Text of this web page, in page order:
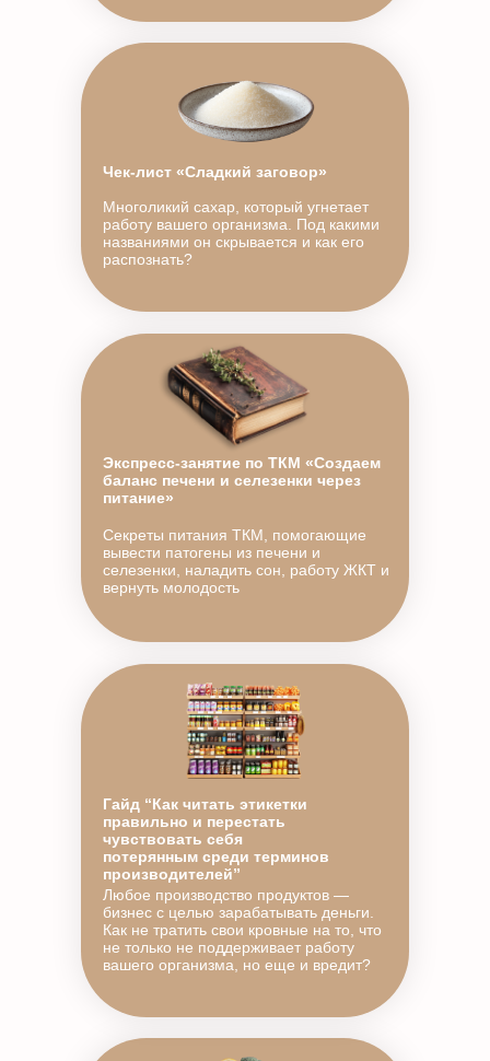
Чек-лист «Сладкий заговор»
Многоликий сахар, который угнетает
работу вашего организма. Под какими
названиями он скрывается и как его
распознать?
Секреты питания ТКМ, помогающие
вывести патогены из печени и
селезенки, наладить сон, работу ЖКТ и
вернуть молодость
Экспресс-занятие по ТКМ «Создаем
баланс печени и селезенки через
питание»
Любое производство продуктов —
бизнес с целью зарабатывать деньги.
Как не тратить свои кровные на то, что
не только не поддерживает работу
вашего организма, но еще и вредит?
Гайд “Как читать этикетки
правильно и перестать
чувствовать себя
потерянным среди терминов
производителей”